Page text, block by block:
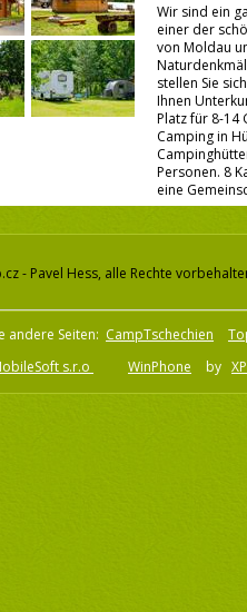
Wir sind ein
einer der
von Moldau
stellen Sie
Ihnen
Platz für 8-14
Camping in
Personen. 8
eine
- Pavel Hess, alle Rechte
andere Seiten: CampTschechien
s.r.o WinPhone by